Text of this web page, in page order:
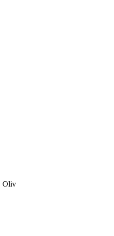
Oliv